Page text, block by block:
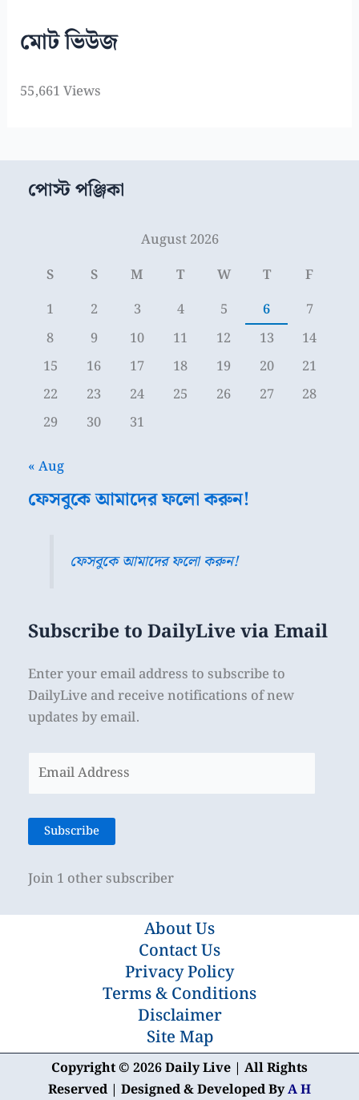
মোট ভিউজ
55,661 Views
পোস্ট পঞ্জিকা
August 2026
S
S M T W T
F
1
2 3 4 5 6
7
8
9 10 11 12 13
14
15
16 17 18 19 20
21
22
23 24 25 26 27
28
29
30 31
« Aug
ফেসবুকে আমাদের ফলো করুন!
ফেসবুকে আমাদের ফলো করুন!
Subscribe to DailyLive via Email
Enter your email address to subscribe to
DailyLive and receive notifications of new
updates by email.
Address
Subscribe
Join 1 other subscriber
About Us
Contact Us
Privacy Policy
Terms & Conditions
Disclaimer
Site Map
Copyright © 2026 Daily Live | All Rights
Reserved | Designed & Developed ByA H